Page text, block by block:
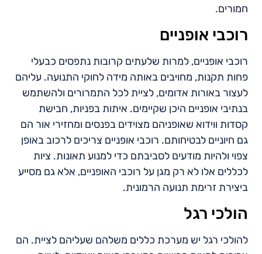
חמורים.
רוכבי אופניים
רוכבי אופניים, למרות שלעתים קרובות נתפסים כבעלי
פחות תקנות, מחויבים באותה מידה לחוקי התנועה. עליהם
לעצור באורות אדומים, לציית לכל התמרורים ולהשתמש
בנתיבי אופניים היכן שקיימים. איתות בפניות, חבישת
קסדות ווידוא שאופניהם מצוידים בפנסים ומחזירי אור הם
גם חיוניים לבטיחותם. רוכבי אופניים צריכים לרכוב באופן
צפוי ולהיות מודעים לסביבתם כדי למנוע תאונות. ציות
לכללים אלו לא רק מגן על רוכבי האופניים, אלא גם מסייע
ביצירת זרימת תנועה הרמונית.
הולכי רגל
להולכי רגל יש מערכת כללים משלהם שעליהם לציית. הם